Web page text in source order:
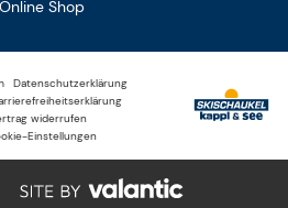
Online Shop
Datenschutzerklärung
widerrufen
Einstellungen